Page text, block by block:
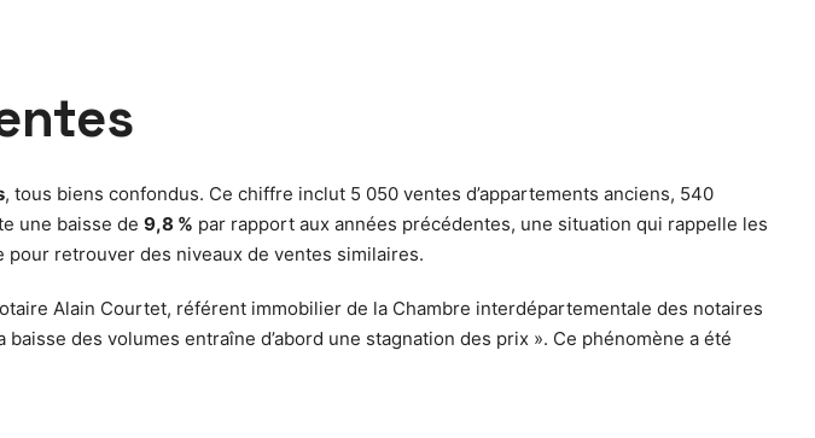
, tous biens confondus. Ce chiffre inclut 5 050 ventes d’appartements anciens, 540
une baisse de 9,8 % par rapport aux années précédentes, une situation qui rappelle les
pour retrouver des niveaux de ventes similaires.
Alain Courtet, référent immobilier de la Chambre interdépartementale des notaires
des volumes entraîne d’abord une stagnation des prix ». Ce phénomène a été